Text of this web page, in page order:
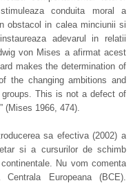
conduita moral a
obstacol in calea minciunii si
adevarul in relatii
von Mises a afirmat acest
makes the determination of
the changing ambitions and
This is not a defect of
(Mises 1966, 474).
sa efectiva (2002) a
si a cursurilor de schimb
Nu vom comenta
Europeana (BCE).